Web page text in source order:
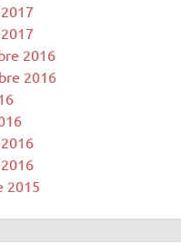
2016
2016
2015